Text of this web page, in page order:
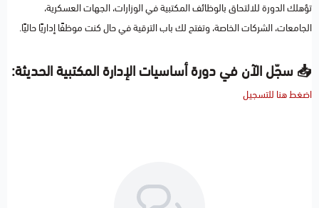
تؤهلك الدورة للالتحاق بالوظائف المكتبية في الوزارات، الجهات العسكرية،
الجامعات، الشركات الخاصة، وتفتح لك باب الترقية في حال كنت موظفًا إداريًا حاليًا.
📥 سجّل الآن في دورة أساسيات الإدارة المكتبية الحديثة:
اضغط هنا للتسجيل